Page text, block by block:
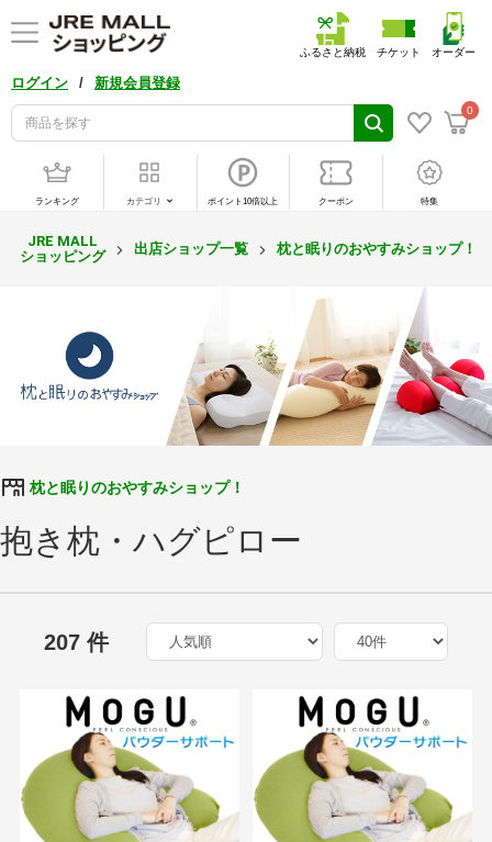
ログイン / 新規会員登録
0
ふるさと納税 チケット オーダー
ランキング カテゴリ ポイント10倍以上 クーポン 特集
JRE MALL
ショッピング
出店ショップ一覧 枕と眠りのおやすみショップ！
枕と眠りのおやすみショップ！
抱き枕・ハグピロー
207 件